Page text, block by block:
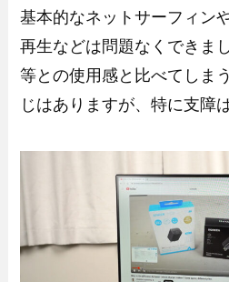
基本的なネットサーフィン
再生などは問題なくできま
等との使用感と比べてしま
じはありますが、特に支障